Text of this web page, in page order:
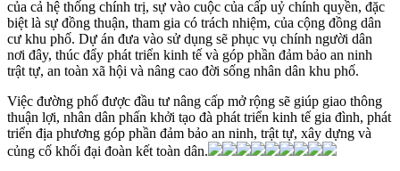
của cả hệ thống chính trị, sự vào cuộc của cấp uỷ chính quyền, đặc
biệt là sự đồng thuận, tham gia có trách nhiệm, của cộng đồng dân
cư khu phố. Dự án đưa vào sử dụng sẽ phục vụ chính người dân
nơi đây, thúc đẩy phát triển kinh tế và góp phần đảm bảo an ninh
trật tự, an toàn xã hội và nâng cao đời sống nhân dân khu phố.
Việc đường phố được đầu tư nâng cấp mở rộng sẽ giúp giao thông
thuận lợi, nhân dân phấn khởi tạo đà phát triển kinh tế gia đình, phát
triển địa phương góp phần đảm bảo an ninh, trật tự, xây dựng và
củng cố khối đại đoàn kết toàn dân.